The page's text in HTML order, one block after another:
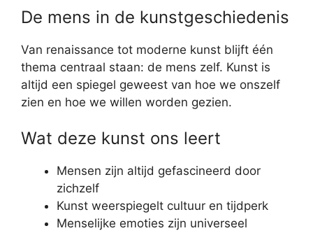
De mens in de kunstgeschiedenis
Van renaissance tot moderne kunst blijft één
thema centraal staan: de mens zelf. Kunst is
altijd een spiegel geweest van hoe we onszelf
zien en hoe we willen worden gezien.
Wat deze kunst ons leert
Mensen zijn altijd gefascineerd door
zichzelf
Kunst weerspiegelt cultuur en tijdperk
Menselijke emoties zijn universeel